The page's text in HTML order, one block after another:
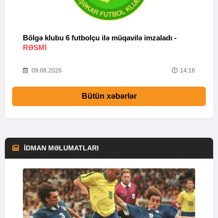
Bölgə klubu 6 futbolçu ilə müqavilə imzaladı -
RƏSMİ
09.08.2026 14:16
Bütün xəbərlər
İDMAN MƏLUMATLARI